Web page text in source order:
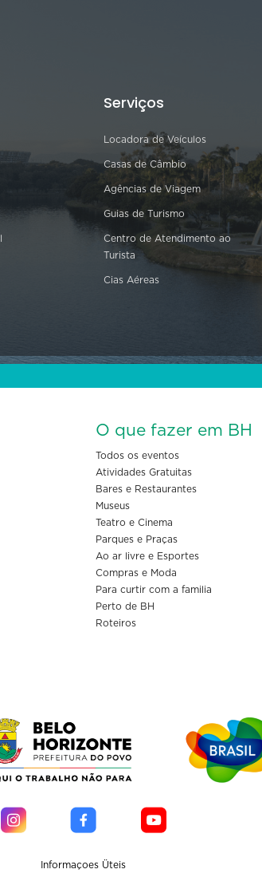
Serviços
Locadora de Veículos
Casas de Câmbio
Agências de Viagem
Guias de Turismo
Centro de Atendimento ao
Turista
Cias Aéreas
O que fazer em BH
Todos os eventos
Atividades Gratuitas
Bares e Restaurantes
Museus
Teatro e Cinema
Parques e Praças
Ao ar livre e Esportes
Compras e Moda
Para curtir com a familia
Perto de BH
Roteiros
Informaçoes Üteis